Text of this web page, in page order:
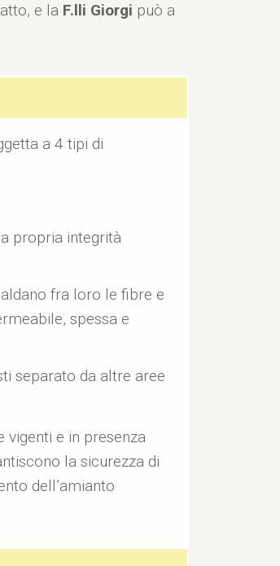
e la F.lli Giorgi può a
a 4 tipi di
propria integrità
fra loro le fibre e
spessa e
separato da altre aree
e in presenza
la sicurezza di
dell’amianto